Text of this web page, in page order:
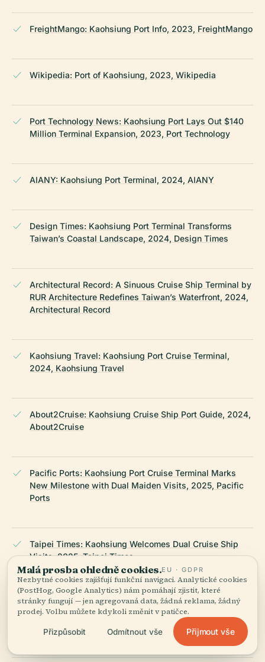
FreightMango: Kaohsiung Port Info, 2023, FreightMango
Wikipedia: Port of Kaohsiung, 2023, Wikipedia
Port Technology News: Kaohsiung Port Lays Out $140
Million Terminal Expansion, 2023, Port Technology
AIANY: Kaohsiung Port Terminal, 2024, AIANY
Design Times: Kaohsiung Port Terminal Transforms
Taiwan’s Coastal Landscape, 2024, Design Times
Architectural Record: A Sinuous Cruise Ship Terminal by
RUR Architecture Redefines Taiwan’s Waterfront, 2024,
Architectural Record
Kaohsiung Travel: Kaohsiung Port Cruise Terminal,
2024, Kaohsiung Travel
About2Cruise: Kaohsiung Cruise Ship Port Guide, 2024,
About2Cruise
Pacific Ports: Kaohsiung Port Cruise Terminal Marks
New Milestone with Dual Maiden Visits, 2025, Pacific
Ports
Taipei Times: Kaohsiung Welcomes Dual Cruise Ship
Visits, 2025, Taipei Times
Taiwan International Ports Corporation: Asia New Bay
Area and Port Developments, 2024, Taiwan International
Ports Corporation
Malá prosba ohledně cookies.EU · GDPR
Nezbytné cookies zajišťují funkční navigaci. Analytické cookies
(PostHog, Google Analytics) nám pomáhají zjistit, které
stránky fungují — jen agregovaná data, žádná reklama, žádný
prodej. Volbu můžete kdykoli změnit v patičce.
Přizpůsobit Odmítnout vše Přijmout vše